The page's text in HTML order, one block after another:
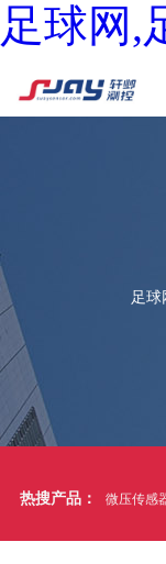
足球网,
足球
热搜产品： 微压传感